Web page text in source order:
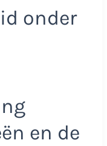
onder
en de